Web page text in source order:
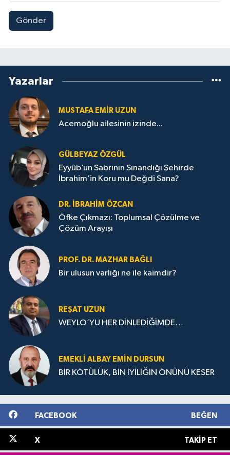
Gönder
Yazarlar
MUSTAFA EMIR UZUN
Acemoğlu ailesinin izinde...
GÜLBEYAZ ÖZGÜL
Eyyûb’un Sabrının Sınandığı Şehirde
İbrahim’in Koru mu Değdi Sana?
DR. İBRAHIM ÖZCAN
Öfke Çıkmazı: Toplumsal Çözülme ve
Çözüm Arayışı
PROF. DR. MAZHAR BAĞLI
Bir ulusun varlığı ne ile kaimdir?
REŞAT UZUN
WEYLO’YU HER DİNLEDİĞİMDE…
EMEKLI ALBAY EMIN DURSUN
BİR KÖTÜLÜK, BİN İYİLİĞİN ÖNÜNÜ KESER
FACEBOOK BEĞEN
X TAKIP ET